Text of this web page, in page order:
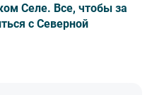
Селе. Все, чтобы за
с Северной